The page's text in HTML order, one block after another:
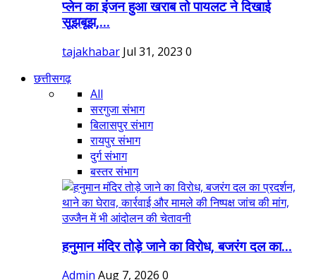
प्लेन का इंजन हुआ खराब तो पायलट ने दिखाई
सूझबूझ,...
tajakhabar Jul 31, 2023 0
छत्तीसगढ़
All
सरगुजा संभाग
बिलासपुर संभाग
रायपुर संभाग
दुर्ग संभाग
बस्तर संभाग
हनुमान मंदिर तोड़े जाने का विरोध, बजरंग दल का...
Admin Aug 7, 2026 0